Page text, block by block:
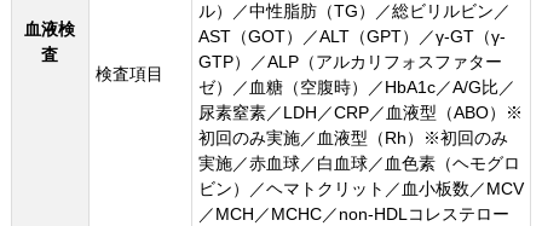
血液検
査
検査項目
ル）／中性脂肪（TG）／総ビリルビン／
AST（GOT）／ALT（GPT）／γ-GT（γ-
GTP）／ALP（アルカリフォスファター
ゼ）／血糖（空腹時）／HbA1c／A/G比／
尿素窒素／LDH／CRP／血液型（ABO）※
初回のみ実施／血液型（Rh）※初回のみ
実施／赤血球／白血球／血色素（ヘモグロ
ビン）／ヘマトクリット／血小板数／MCV
／MCH／MCHC／non-HDLコレステロー